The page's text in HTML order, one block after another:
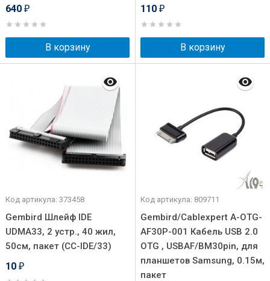
640 ₽
В корзину
110 ₽
В корзину
Код артикула: 373458
Gembird Шлейф IDE
UDMA33, 2 устр., 40 жил,
50см, пакет (CC-IDE/33)
10 ₽
Код артикула: 809711
Gembird/Cablexpert A-OTG-
AF30P-001 Кабель USB 2.0
OTG , USBAF/BM30pin, для
планшетов Samsung, 0.15м,
пакет